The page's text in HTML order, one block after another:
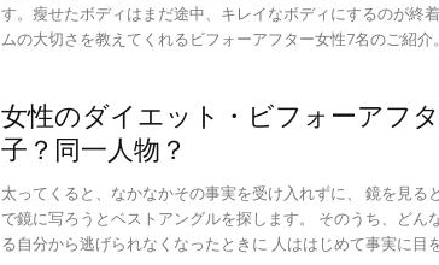
す。瘦せたボディはまだ途中、キレイなボディにするのが終
ムの大切さを教えてくれるビフォーアフター女性7名のご紹介。
女性のダイエット・ビフォーアフ
子？同一人物？
太ってくると、なかなかその事実を受け入れずに、 鏡を見る
で鏡に写ろうとベストアングルを探します。 そのうち、どん
る自分から逃げられなくなったときに 人ははじめて事実に目